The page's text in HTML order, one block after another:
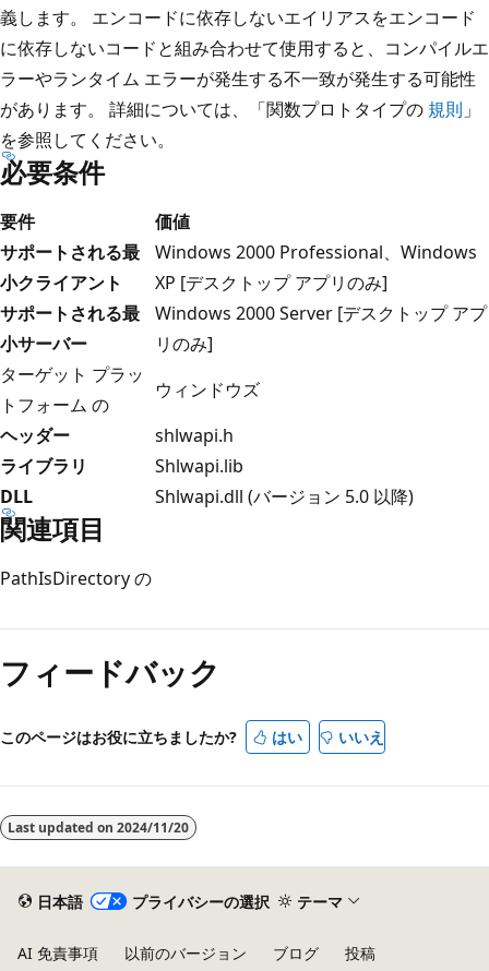
義します。 エンコードに依存しないエイリアスをエンコード
に依存しないコードと組み合わせて使用すると、コンパイルエ
ラーやランタイム エラーが発生する不一致が発生する可能性
があります。 詳細については、「関数プロトタイプの 規則 」
を参照してください。
必要条件
要件
価値
サポートされる最
小クライアント
Windows 2000 Professional、Windows
XP [デスクトップ アプリのみ]
サポートされる最
小サーバー
Windows 2000 Server [デスクトップ アプ
リのみ]
ターゲット プラッ
トフォーム の
ウィンドウズ
ヘッダー
shlwapi.h
ライブラリ
Shlwapi.lib
DLL
Shlwapi.dll (バージョン 5.0 以降)
関連項目
PathIsDirectory の
み
取
モ
ド
が
フィードバック
このページはお役に立ちましたか? はい いいえ
Last updated on 2024/11/20
日本語 プライバシーの選択 テーマ
AI 免責事項 以前のバージョン ブログ 投稿